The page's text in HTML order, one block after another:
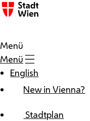
Zum Inhalt
Menü
Menü
English
New in Vienna?
Stadtplan